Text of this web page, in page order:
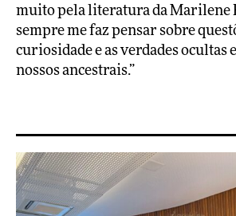
muito pela literatura da Marilene
sempre me faz pensar sobre
curiosidade e as verdades ocultas
nossos ancestrais.”